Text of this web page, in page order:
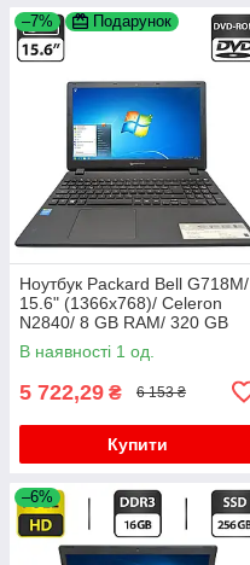
–7% Подарунок
Ноутбук Packard Bell G718M/
15.6" (1366x768)/ Celeron
N2840/ 8 GB RAM/ 320 GB
HDD/ HD
В наявності 1 од.
5 722,29 ₴ 6 153 ₴
Купити
–6%